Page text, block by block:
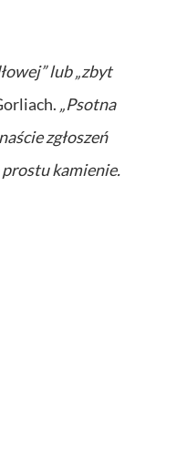
lub „zbyt
„Psotna
zgłoszeń
kamienie.